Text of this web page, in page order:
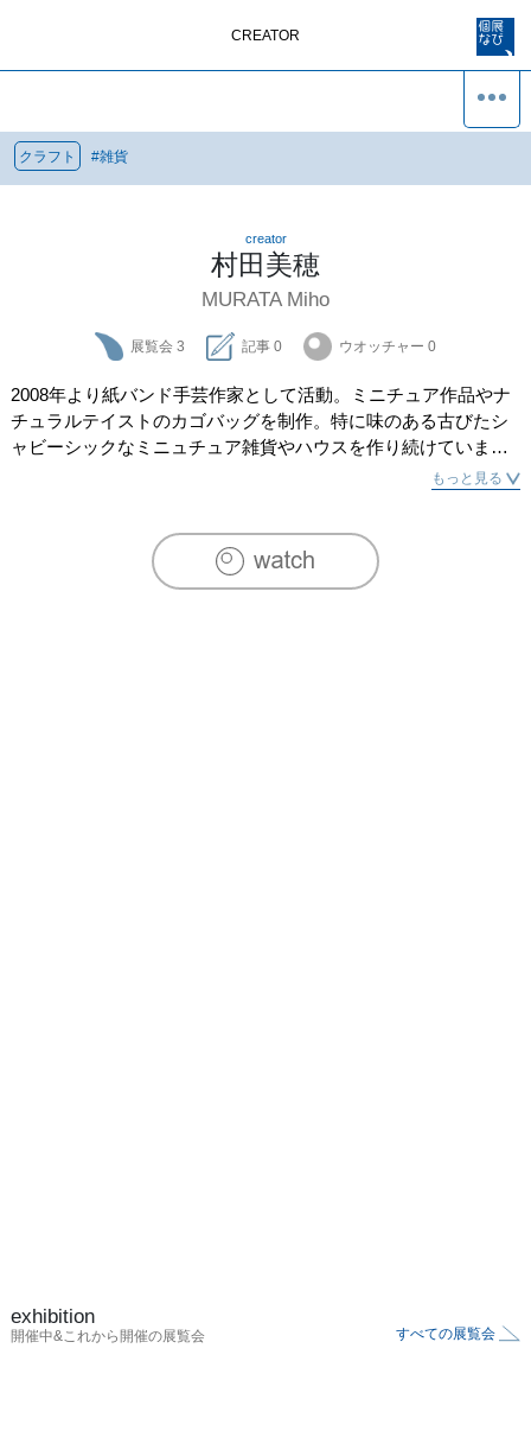
CREATOR
クラフト #雑貨
creator
村田美穂
MURATA Miho
展覧会 3 記事 0 ウオッチャー 0
2008年より紙バンド手芸作家として活動。ミニチュア作品やナ
チュラルテイストのカゴバッグを制作。特に味のある古びたシ
ャビーシックなミニュチュア雑貨やハウスを作り続けていま
す。紙ひもから温かさや味わいが伝わると嬉しいです。もっと見る
exhibition
開催中&これから開催の展覧会 すべての展覧会